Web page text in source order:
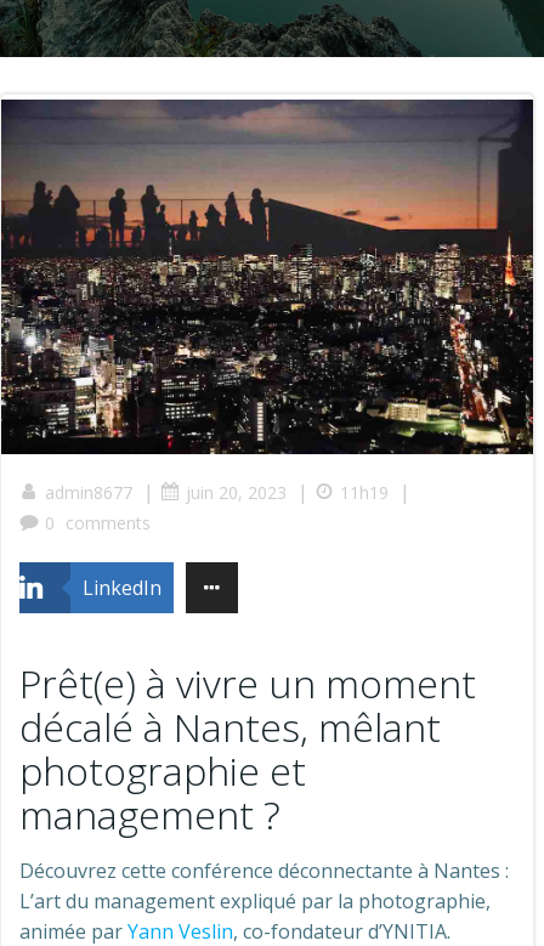
admin8677 | juin 20, 2023 | 11h19 |
0 comments
LinkedIn
Prêt(e) à vivre un moment
décalé à Nantes, mêlant
photographie et
management ?
Découvrez cette conférence déconnectante à Nantes :
L’art du management expliqué par la photographie,
animée parYann Veslin, co-fondateur d’YNITIA.